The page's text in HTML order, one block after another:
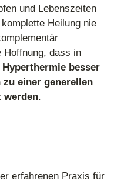
und Lebenszeiten
Heilung nie
Hoffnung, dass in
Hyperthermie besser
zu einer generellen
werden.
erfahrenen Praxis für